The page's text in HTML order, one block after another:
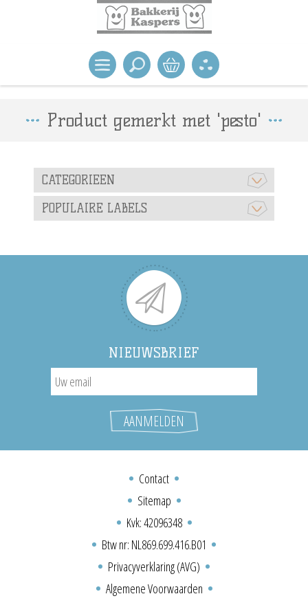
Product gemerkt met 'pesto'
CATEGORIEEN
POPULAIRE LABELS
NIEUWSBRIEF
Contact
Sitemap
Kvk: 42096348
Btw nr: NL869.699.416.B01
Privacyverklaring (AVG)
Algemene Voorwaarden